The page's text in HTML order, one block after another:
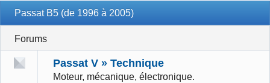
Passat B5 (de 1996 à 2005)
Forums
Passat V » Technique
Moteur, mécanique, électronique.